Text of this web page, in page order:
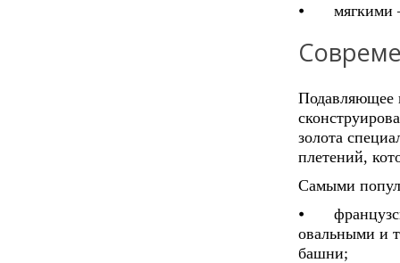
⦁
мягкими
Подавляющее
золота
плетений,
Самыми
⦁
овальными и
башни;